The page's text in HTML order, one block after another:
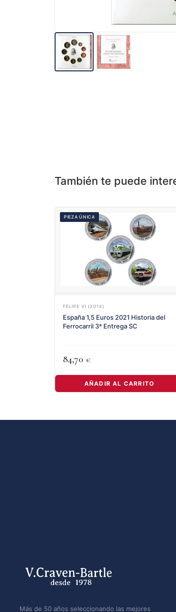
También te puede
PIEZA ÚNICA
FELIPE VI (2014)
España 1,5 Euros 2021 Historia del
Ferrocarril 3ª Entrega SC
84,70 €
AÑADIR AL CARRITO
Más de 50 años seleccionando las mejores